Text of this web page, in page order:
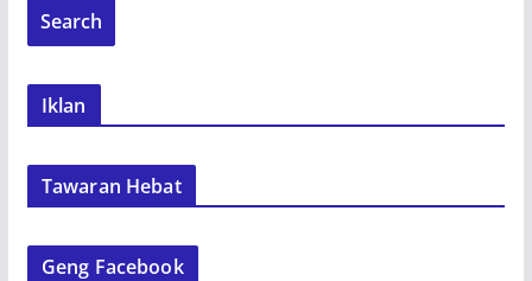
Iklan
Tawaran Hebat
Geng Facebook